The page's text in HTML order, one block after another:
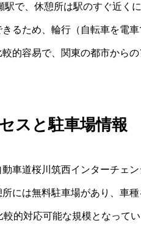
駅で、休憩所は駅のすぐ近く
るため、輪行（自転車を電
的容易で、関東の都市からの
スと駐車場情報
車道桜川筑西インターチェ
には無料駐車場があり、車
的対応可能な規模となってい